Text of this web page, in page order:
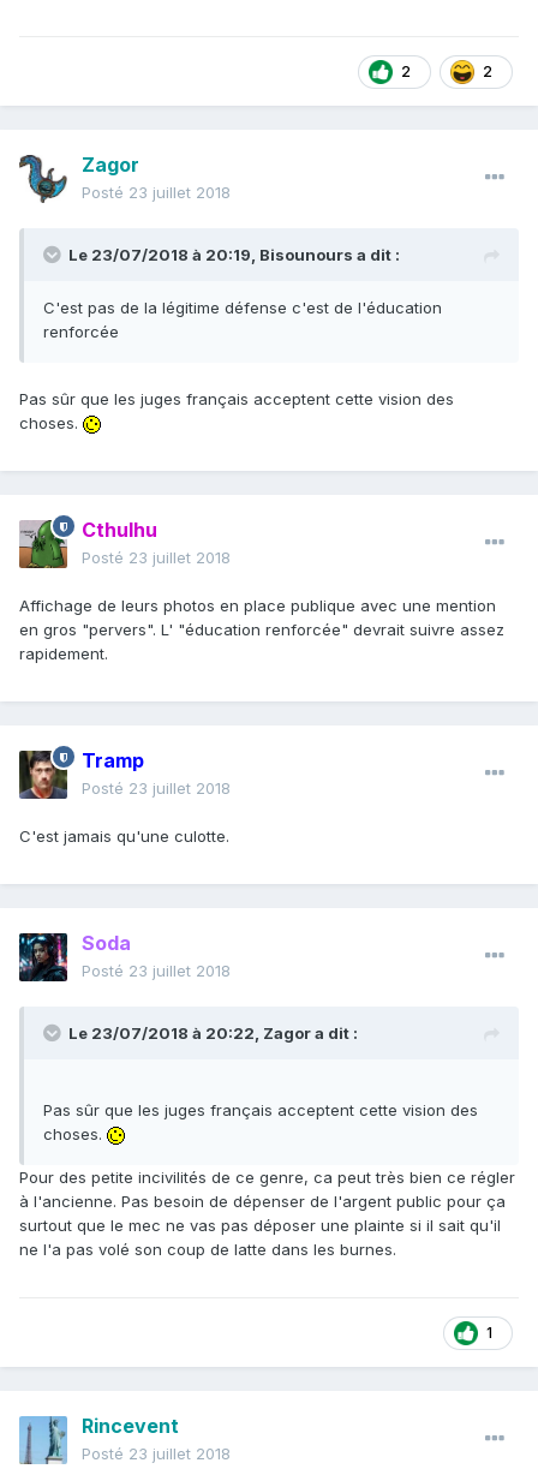
2 2
Zagor
Posté 23 juillet 2018
Le 23/07/2018 à 20:19, Bisounours a dit :
C'est pas de la légitime défense c'est de l'éducation
renforcée
Pas sûr que les juges français acceptent cette vision des
choses.
Cthulhu
Posté 23 juillet 2018
Affichage de leurs photos en place publique avec une mention
en gros "pervers". L' "éducation renforcée" devrait suivre assez
rapidement.
Tramp
Posté 23 juillet 2018
C'est jamais qu'une culotte.
Soda
Posté 23 juillet 2018
Le 23/07/2018 à 20:22, Zagora dit :
Pas sûr que les juges français acceptent cette vision des
choses.
Pour des petite incivilités de ce genre, ca peut très bien ce régler
à l'ancienne. Pas besoin de dépenser de l'argent public pour ça
surtout que le mec ne vas pas déposer une plainte si il sait qu'il
ne l'a pas volé son coup de latte dans les burnes.
1
Rincevent
Posté 23 juillet 2018